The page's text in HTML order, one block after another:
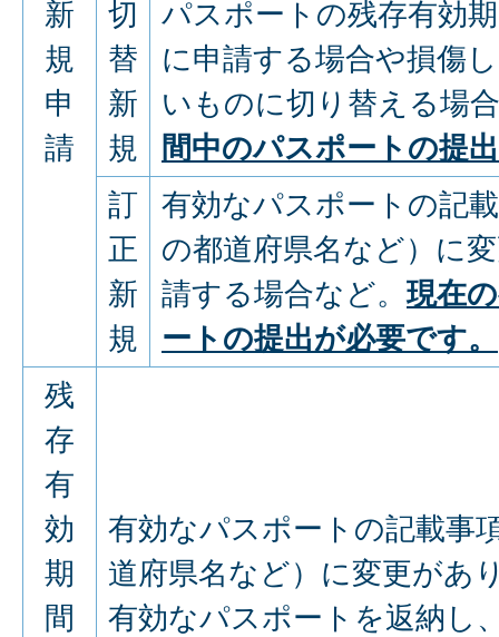
新
規
申
請
切
替
新
規
パスポートの残存有効
に申請する場合や損傷
いものに切り替える場
間中のパスポートの提
訂
正
新
規
有効なパスポートの記
の都道府県名など）に
請する場合など。現在
ートの提出が必要です。
残
存
有
効
期
間
有効なパスポートの記載事
道府県名など）に変更があ
有効なパスポートを返納し